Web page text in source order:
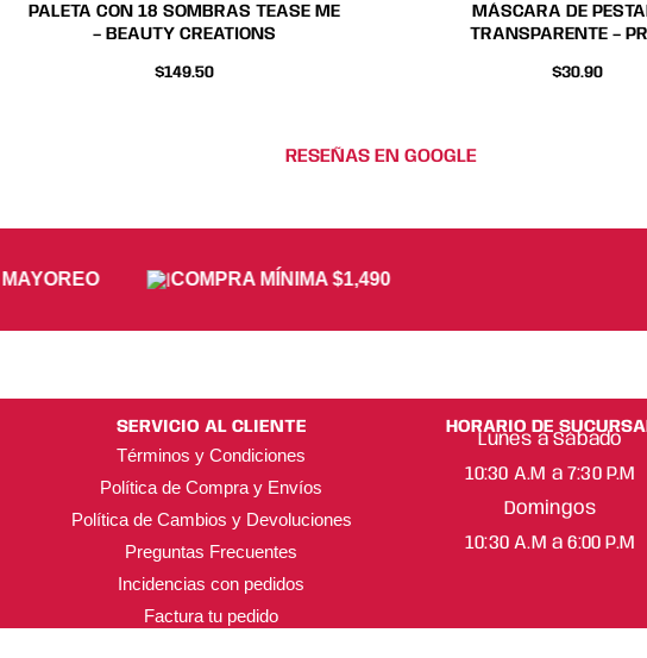
PALETA CON 18 SOMBRAS TEASE ME
– BEAUTY CREATIONS
$149.50
MÁSCARA DE
TRANSPARENTE –
$30.90
RESEÑAS EN GOOGLE
COMPRA MÍNIMA $1,490
SERVICIO AL CLIENTE
Términos y Condiciones
Política de Compra y Envíos
Política de Cambios y Devoluciones
Preguntas Frecuentes
Incidencias con pedidos
Factura tu pedido
HORARIO DE
Lunes a Sábado
10:30 A.M a 7:30 P.M
Domingos
10:30 A.M a 6:00 P.M